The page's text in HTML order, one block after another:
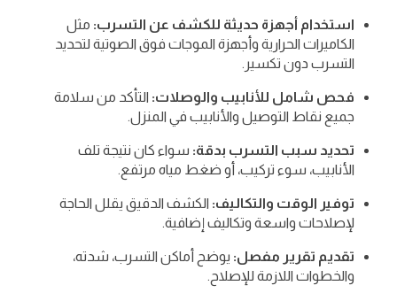
استخدام أجهزة حديثة للكشف عن التسرب: مثل
الكاميرات الحرارية وأجهزة الموجات فوق الصوتية لتحديد
التسرب دون تكسير.
فحص شامل للأنابيب والوصلات: التأكد من سلامة
جميع نقاط التوصيل والأنابيب في المنزل.
تحديد سبب التسرب بدقة: سواء كان نتيجة تلف
الأنابيب، سوء تركيب، أو ضغط مياه مرتفع.
توفير الوقت والتكاليف: الكشف الدقيق يقلل الحاجة
لإصلاحات واسعة وتكاليف إضافية.
تقديم تقرير مفصل: يوضح أماكن التسرب، شدته،
والخطوات اللازمة للإصلاح.